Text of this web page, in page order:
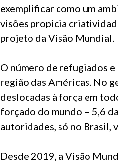
exemplificar como um
visões propicia
projeto da Visão Mundial.
O número de refugiados
região das Américas. No
deslocadas à força em
forçado do mundo – 5,6
autoridades, só no Brasil,
Desde 2019, a Visão